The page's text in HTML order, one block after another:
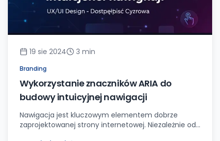
19 sie 2024 3 min
Branding
Wykorzystanie znaczników ARIA do
budowy intuicyjnej nawigacji
Nawigacja jest kluczowym elementem dobrze
zaprojektowanej strony internetowej. Niezależnie od